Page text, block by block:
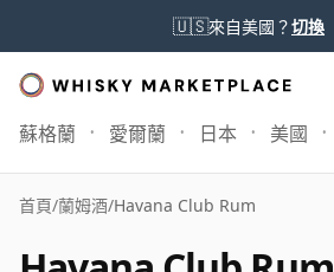
🇺🇸來自美國？切換
蘇格蘭 愛爾蘭 日本 美國
首頁/蘭姆酒/Havana Club Rum